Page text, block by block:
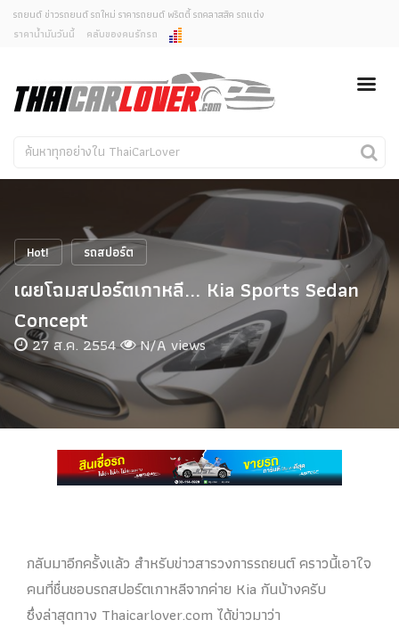
ยกเลิกการแจ้งเตือน
คุณต้องการยกเลิกการแจ้งเตือนข่าวสารเมื่อมีการอัพเดต
ใช่หรือไม่?
ไม่
รถยนต์ ข่าวรถยนต์ รถใหม่ ราคารถยนต์ พริตตี้ รถคลาสสิค รถแต่ง
ราคาน้ำมันวันนี้
คลับของคนรักรถ
รถใหม่
คนรักรถ
รถแต่ง
พริตตี้
งานแสดงรถ
Car In The Movie
สเปคราคา รถยนต์
Hot! รถสปอร์ต
เผยโฉมสปอร์ตเกาหลี... Kia Sports Sedan
Concept
27 ส.ค. 2554 N/A views
กลับมาอีกครั้งแล้ว สำหรับข่าวสารวงการรถยนต์ คราวนี้เอาใจ
คนที่ชื่นชอบรถสปอร์ตเกาหลีจากค่าย Kia กันบ้างครับ
ซึ่งล่าสุดทาง Thaicarlover.com ได้ข่าวมาว่า